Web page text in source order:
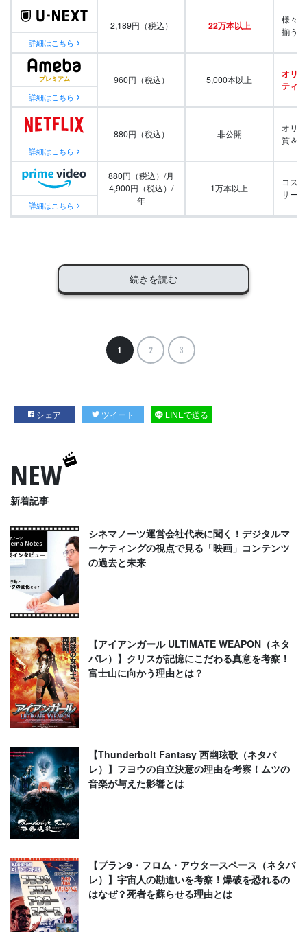
詳細はこちら
2,189円（税込） 22万本以上
様々
揃う
詳細はこちら
960円（税込） 5,000本以上
オリ
ティ
詳細はこちら
880円（税込） 非公開
オリ
質＆
詳細はこちら
880円（税込）/月
4,900円（税込）/
年
1万本以上
コス
サー
続きを読む
1 2 3
シェア ツイート LINEで送る
NEW
新着記事
シネマノーツ運営会社代表に聞く！デジタルマ
ーケティングの視点で見る「映画」コンテンツ
の過去と未来
【アイアンガール ULTIMATE WEAPON（ネタ
バレ）】クリスが記憶にこだわる真意を考察！
富士山に向かう理由とは？
【Thunderbolt Fantasy 西幽玹歌（ネタバ
レ）】フヨウの自立決意の理由を考察！ムツの
音楽が与えた影響とは
【プラン9・フロム・アウタースペース（ネタバ
レ）】宇宙人の勘違いを考察！爆破を恐れるの
はなぜ？死者を蘇らせる理由とは